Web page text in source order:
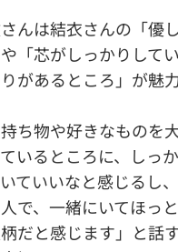
んは結衣さんの「優
「芯がしっかりして
があるところ」が魅
持ち物や好きなものを
いるところに、しっ
ていいなと感じるし
で、一緒にいてほっ
だと感じます」と話